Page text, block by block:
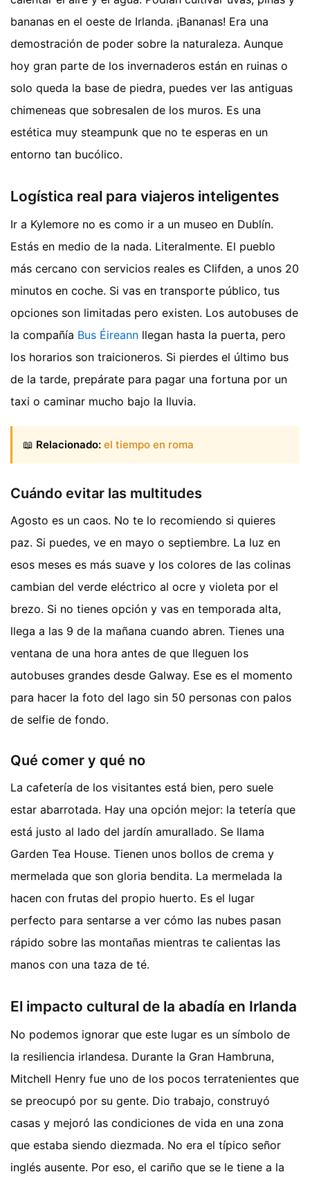
bananas en el oeste de Irlanda. ¡Bananas! Era una
demostración de poder sobre la naturaleza. Aunque
hoy gran parte de los invernaderos están en ruinas o
solo queda la base de piedra, puedes ver las antiguas
chimeneas que sobresalen de los muros. Es una
estética muy steampunk que no te esperas en un
entorno tan bucólico.
Logística real para viajeros inteligentes
Ir a Kylemore no es como ir a un museo en Dublín.
Estás en medio de la nada. Literalmente. El pueblo
más cercano con servicios reales es Clifden, a unos 20
minutos en coche. Si vas en transporte público, tus
opciones son limitadas pero existen. Los autobuses de
la compañía Bus Éireann llegan hasta la puerta, pero
los horarios son traicioneros. Si pierdes el último bus
de la tarde, prepárate para pagar una fortuna por un
taxi o caminar mucho bajo la lluvia.
📖 Relacionado: el tiempo en roma
Cuándo evitar las multitudes
Agosto es un caos. No te lo recomiendo si quieres
paz. Si puedes, ve en mayo o septiembre. La luz en
esos meses es más suave y los colores de las colinas
cambian del verde eléctrico al ocre y violeta por el
brezo. Si no tienes opción y vas en temporada alta,
llega a las 9 de la mañana cuando abren. Tienes una
ventana de una hora antes de que lleguen los
autobuses grandes desde Galway. Ese es el momento
para hacer la foto del lago sin 50 personas con palos
de selfie de fondo.
Qué comer y qué no
La cafetería de los visitantes está bien, pero suele
estar abarrotada. Hay una opción mejor: la tetería que
está justo al lado del jardín amurallado. Se llama
Garden Tea House. Tienen unos bollos de crema y
mermelada que son gloria bendita. La mermelada la
hacen con frutas del propio huerto. Es el lugar
perfecto para sentarse a ver cómo las nubes pasan
rápido sobre las montañas mientras te calientas las
manos con una taza de té.
El impacto cultural de la abadía en Irlanda
No podemos ignorar que este lugar es un símbolo de
la resiliencia irlandesa. Durante la Gran Hambruna,
Mitchell Henry fue uno de los pocos terratenientes que
se preocupó por su gente. Dio trabajo, construyó
casas y mejoró las condiciones de vida en una zona
que estaba siendo diezmada. No era el típico señor
inglés ausente. Por eso, el cariño que se le tiene a la